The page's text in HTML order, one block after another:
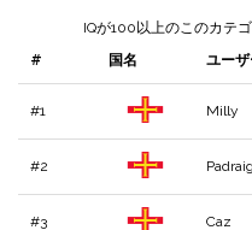
IQが100以上のこのカテ
#
国名 ユー
#1 Milly
#2
#3 Caz